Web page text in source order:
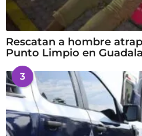
Rescatan a hombre
Punto Limpio en
3